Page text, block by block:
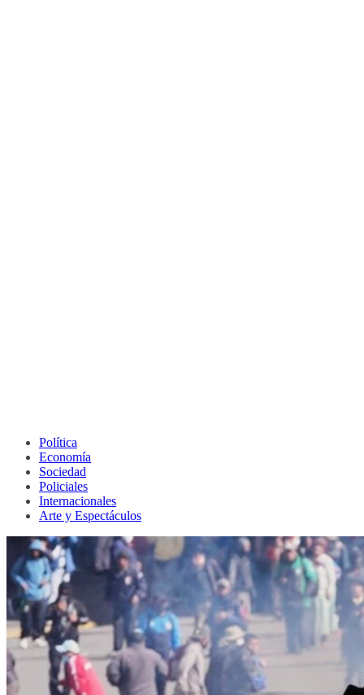
Política
Economía
Sociedad
Policiales
Internacionales
Arte y Espectáculos